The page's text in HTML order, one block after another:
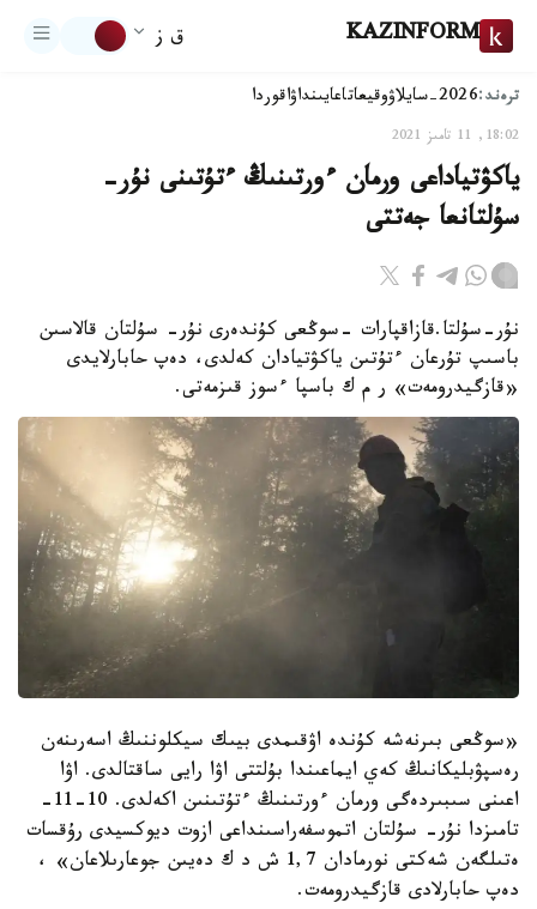
KAZINFORM ق ز
ترەند:2026-سايلاۋ وقيعاتاعايىنداۋاقوردا
18:02, 11 تامىز 2021
ياكۋتياداعى ورمان ءورتىنىڭ ءتۇتىنى نۇر-
سۇلتانعا جەتتى
نۇر-سۇلتا.قازاقپارات -سوڭعى كۇندەرى نۇر- سۇلتان قالاسىن
باسىپ تۇرعان ءتۇتىن ياكۋتيادان كەلدى، دەپ حابارلايدى
«قازگيدرومەت» ر م ك باسپا ءسوز قىزمەتى.
«سوڭعى بىرنەشە كۇندە اۋقىمدى بيىك سيكلوننىڭ اسەرىنەن
رەسپۋبليكانىڭ كەي ايماعىندا بۇلتتى اۋا رايى ساقتالدى. اۋا
اعىنى سىبىردەگى ورمان ءورتىنىڭ ءتۇتىنىن اكەلدى. 10-11-
تامىزدا نۇر- سۇلتان اتموسفەراسىنداعى ازوت ديوكسيدى رۇقسات
ەتىلگەن شەكتى نورمادان 1,7 ش د ك دەيىن جوعارىلاعان» ،
دەپ حابارلادى قازگيدرومەت.